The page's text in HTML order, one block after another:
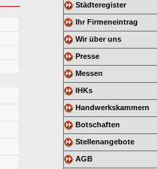
Städteregister
Ihr Firmeneintrag
Wir über uns
Presse
Messen
IHKs
Handwerkskammern
Botschaften
Stellenangebote
AGB